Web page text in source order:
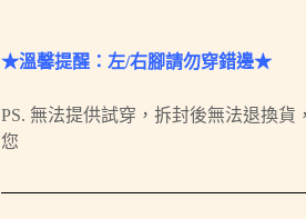
★溫馨提醒：左/右腳請勿穿錯邊★
PS. 無法提供試穿，拆封後無法退換
您